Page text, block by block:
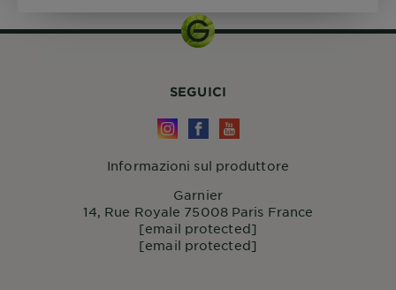
SEGUICI
Informazioni sul produttore
Garnier
14, Rue Royale 75008 Paris France
[email protected]
[email protected]